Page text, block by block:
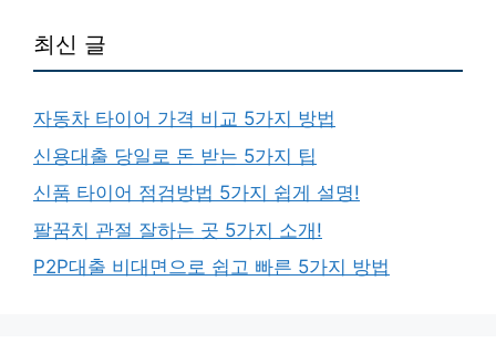
최신 글
자동차 타이어 가격 비교 5가지 방법
신용대출 당일로 돈 받는 5가지 팁
신품 타이어 점검방법 5가지 쉽게 설명!
팔꿈치 관절 잘하는 곳 5가지 소개!
P2P대출 비대면으로 쉽고 빠른 5가지 방법